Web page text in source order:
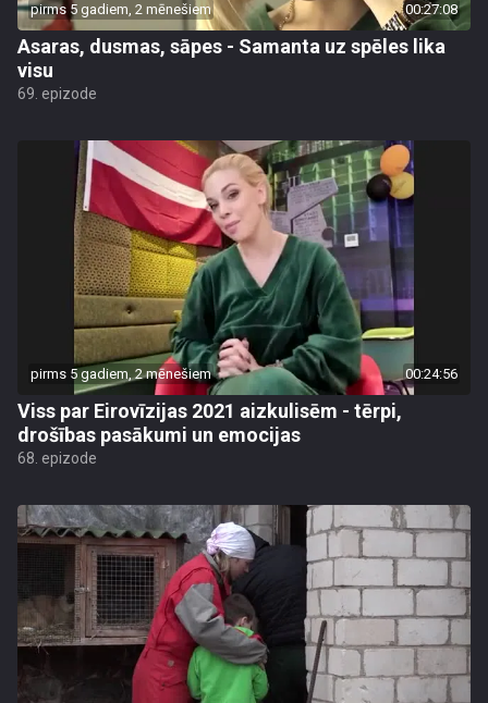
pirms 5 gadiem, 2 mēnešiem 00:27:08
Asaras, dusmas, sāpes - Samanta uz spēles lika
visu
69. epizode
pirms 5 gadiem, 2 mēnešiem 00:24:56
Viss par Eirovīzijas 2021 aizkulisēm - tērpi,
drošības pasākumi un emocijas
68. epizode